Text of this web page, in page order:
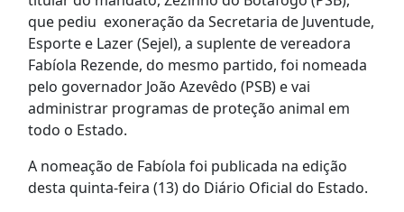
que pediu exoneração da Secretaria de Juventude,
Esporte e Lazer (Sejel), a suplente de vereadora
Fabíola Rezende, do mesmo partido, foi nomeada
pelo governador João Azevêdo (PSB) e vai
administrar programas de proteção animal em
todo o Estado.
A nomeação de Fabíola foi publicada na edição
desta quinta-feira (13) do Diário Oficial do Estado.